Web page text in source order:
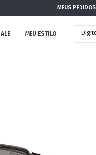
MEUS PEDIDOS
MEU ESTILO